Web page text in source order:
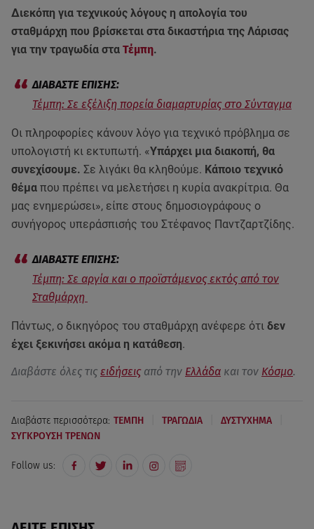
Διεκόπη για τεχνικούς λόγους η απολογία του
σταθμάρχη που βρίσκεται στα δικαστήρια της Λάρισας
για την τραγωδία στα Τέμπη.
Τέμπη: Σε εξέλιξη πορεία διαμαρτυρίας στο Σύνταγμα
Οι πληροφορίες κάνουν λόγο για τεχνικό πρόβλημα σε
υπολογιστή κι εκτυπωτή. «Υπάρχει μια διακοπή, θα
συνεχίσουμε. Σε λιγάκι θα κληθούμε. Κάποιο τεχνικό
θέμα που πρέπει να μελετήσει η κυρία ανακρίτρια. Θα
μας ενημερώσει», είπε στους δημοσιογράφους ο
συνήγορος υπεράσπισής του Στέφανος Παντζαρτζίδης.
Τέμπη: Σε αργία και ο προϊστάμενος εκτός από τον
Σταθμάρχη
Πάντως, ο δικηγόρος του σταθμάρχη ανέφερε ότι δεν
έχει ξεκινήσει ακόμα η κατάθεση.
Διαβάστε όλες τις ειδήσεις από την Ελλάδα και τον Κόσμο.
Διαβάστε περισσότερα: ΤΕΜΠΗ ΤΡΑΓΩΔΙΑ ΔΥΣΤΥΧΗΜΑ
ΣΥΓΚΡΟΥΣΗ ΤΡΕΝΩΝ
Follow us: